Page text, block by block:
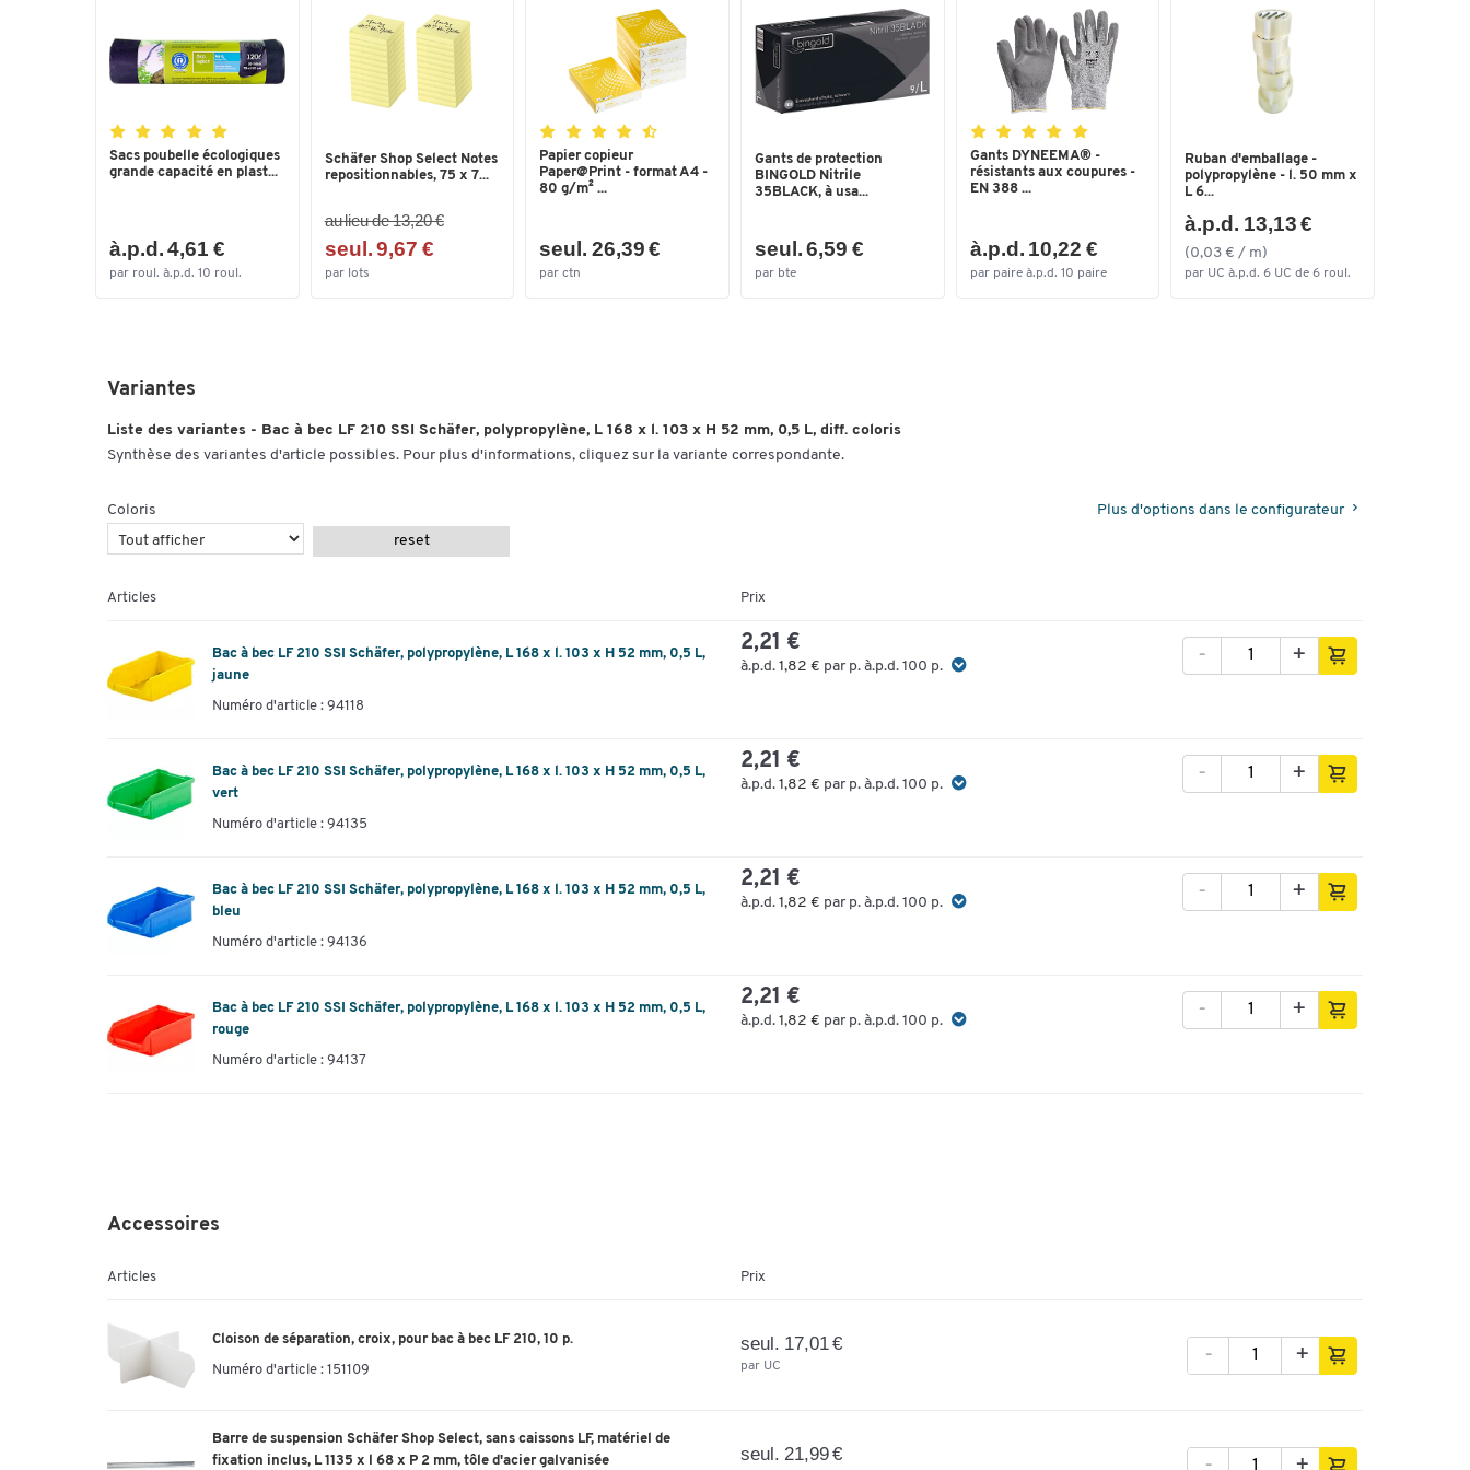
Couleurs
Coloris jaune
Dimensions
Hauteur extérieure (mm)
Hauteur intérieure (mm) 44
Largeur extérieure (mm) 103
Largeur intérieure (mm)
Sacs poubelle écologiques
grande capacité en plast...
à.p.d. 4,61 €
par roul. à.p.d. 10 roul.
Schäfer Shop Select Notes
repositionnables, 75 x 7...
au lieu de 13,20 €
seul. 9,67 €
par lots
Papier copieur
Paper@Print - format A4 -
80 g/m² ...
seul. 26,39 €
par ctn
Gants de protection
BINGOLD Nitrile
35BLACK, à usa...
seul. 6,59 €
par bte
Gants DYNEEMA® -
résistants aux coupures -
EN 388 ...
à.p.d. 10,22 €
par paire à.p.d. 10 paire
Ruban d'emballage -
polypropylène - l. 50 mm x
L 6...
à.p.d. 13,13 €
(0,03 € / m)
par UC à.p.d. 6 UC de 6 roul.
Variantes
Liste des variantes - Bac à bec LF 210 SSI Schäfer, polypropylène, L 168 x l. 103 x H 52 mm, 0,5 L, diff. coloris
Synthèse des variantes d'article possibles. Pour plus d'informations, cliquez sur la variante correspondante.
Coloris
reset
Plus d'options dans le configurateur
Articles Prix
Bac à bec LF 210 SSI Schäfer, polypropylène, L 168 x l. 103 x H 52 mm, 0,5 L,
jaune
Numéro d'article : 94118
2,21 €
à.p.d. 1,82 € par p. à.p.d. 100 p.
+
-
Bac à bec LF 210 SSI Schäfer, polypropylène, L 168 x l. 103 x H 52 mm, 0,5 L,
vert
Numéro d'article : 94135
2,21 €
à.p.d. 1,82 € par p. à.p.d. 100 p.
+
-
Bac à bec LF 210 SSI Schäfer, polypropylène, L 168 x l. 103 x H 52 mm, 0,5 L,
bleu
Numéro d'article : 94136
2,21 €
à.p.d. 1,82 € par p. à.p.d. 100 p.
+
-
Bac à bec LF 210 SSI Schäfer, polypropylène, L 168 x l. 103 x H 52 mm, 0,5 L,
rouge
Numéro d'article : 94137
2,21 €
à.p.d. 1,82 € par p. à.p.d. 100 p.
+
-
Accessoires
Articles Prix
Cloison de séparation, croix, pour bac à bec LF 210, 10 p.
Numéro d'article : 151109
seul. 17,01 €
par UC
- +
Barre de suspension Schäfer Shop Select, sans caissons LF, matériel de
fixation inclus, L 1135 x l 68 x P 2 mm, tôle d'acier galvanisée
seul. 21,99 € - +